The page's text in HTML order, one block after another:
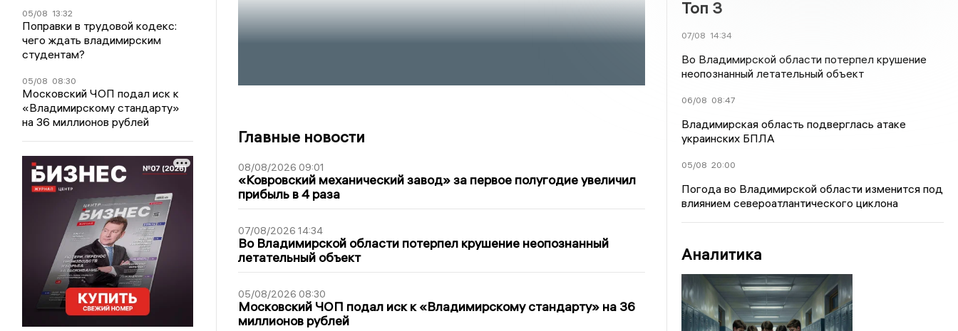
05/08 13:32
Поправки в трудовой кодекс:
чего ждать владимирским
студентам?
05/08 08:30
Московский ЧОП подал иск к
«Владимирскому стандарту»
на 36 миллионов рублей
Главные новости
08/08/2026 09:01
«Ковровский механический завод» за первое полугодие увеличил
прибыль в 4 раза
07/08/2026 14:34
Во Владимирской области потерпел крушение неопознанный
летательный объект
05/08/2026 08:30
Московский ЧОП подал иск к «Владимирскому стандарту» на 36
миллионов рублей
Топ 3
07/08 14:34
Во Владимирской области потерпел крушение
неопознанный летательный объект
06/08 08:47
Владимирская область подверглась атаке
украинских БПЛА
05/08 20:00
Погода во Владимирской области изменится под
влиянием североатлантического циклона
Аналитика